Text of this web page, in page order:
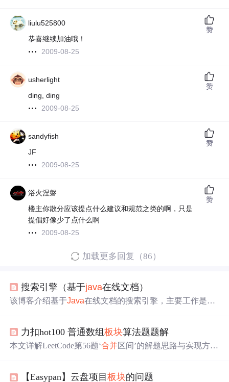
liulu525800
恭喜继续加油哦！
2009-08-25
赞
usherlight
ding, ding
2009-08-25
赞
sandyfish
JF
2009-08-25
赞
浴火涅磐
楼主你散分应该提点什么建议和规范之类的啊，只是
提倡好像少了点什么啊
2009-08-25
赞
加载更多回复（86）
搜索引擎（基于java在线文档）
该博客介绍基于Java在线文档的搜索引擎，主要工作是构
建并保存索引；服务板块完成分词、触发、合并
果等操作。
力扣hot100 普通数组板块算法题题解
本文详解LeetCode第56题‘合并区间’的解题思路与实现方
g n)，空间复杂度为O(n)，并深入讲解了Java
【Easypan】云盘项目板块的问题